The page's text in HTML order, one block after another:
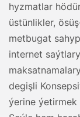
hyzmatlar
üstünlikler,
metbugat
internet
degişli
ýerine